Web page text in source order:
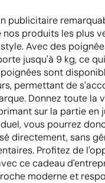
publicitaire
nos produits les plus
Avec des
jusqu'à 9 kg, ce
sont
permettant de
Donnez toute la
sur la partie en
vous pourrez
directement, sans
Profitez de
ce cadeau
moderne et